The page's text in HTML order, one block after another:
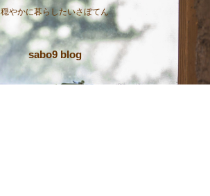
穏やかに暮らしたいさぼてん
sabo9 blog